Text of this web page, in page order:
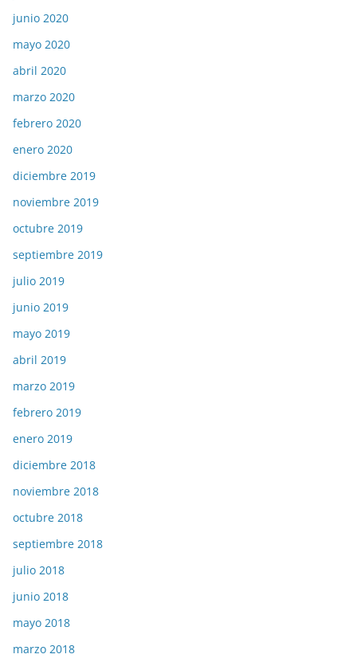
junio 2020
mayo 2020
abril 2020
marzo 2020
febrero 2020
enero 2020
diciembre 2019
noviembre 2019
octubre 2019
septiembre 2019
julio 2019
junio 2019
mayo 2019
abril 2019
marzo 2019
febrero 2019
enero 2019
diciembre 2018
noviembre 2018
octubre 2018
septiembre 2018
julio 2018
junio 2018
mayo 2018
marzo 2018